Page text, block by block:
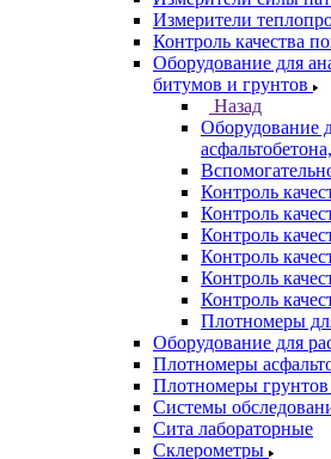
Измерители
Контроль качества
Оборудование для
битумов и грунтов
Назад
Оборудование
Контроль
Контроль
Контроль
Контроль
Контроль
Контроль
Плотномеры
Оборудование для
Плотномеры
Плотномеры
Системы
Сита лабораторные
Склерометры